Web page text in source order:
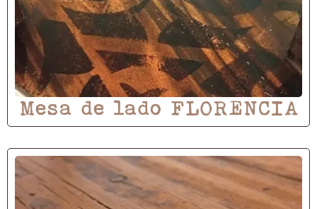
Mesa de lado FLORENCIA